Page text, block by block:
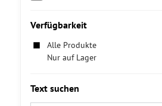
Verfügbarkeit
Alle Produkte
Nur auf Lager
Text suchen